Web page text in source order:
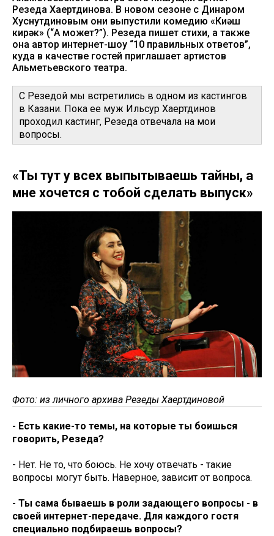
Резеда Хаертдинова. В новом сезоне с Динаром
Хуснутдиновым они выпустили комедию «Киңәш
кирәк» (“А может?”). Резеда пишет стихи, а также
она автор интернет-шоу “10 правильных ответов”,
куда в качестве гостей приглашает артистов
Альметьевского театра.
С Резедой мы встретились в одном из кастингов
в Казани. Пока ее муж Ильсур Хаертдинов
проходил кастинг, Резеда отвечала на мои
вопросы.
«Ты тут у всех выпытываешь тайны, а
мне хочется с тобой сделать выпуск»
Фото: из личного архива Резеды Хаертдиновой
- Есть какие-то темы, на которые ты боишься
говорить, Резеда?
- Нет. Не то, что боюсь. Не хочу отвечать - такие
вопросы могут быть. Наверное, зависит от вопроса.
- Ты сама бываешь в роли задающего вопросы - в
своей интернет-передаче. Для каждого гостя
специально подбираешь вопросы?